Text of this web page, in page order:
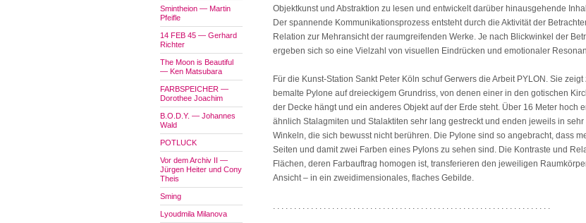
Smintheion — Martin
Pfeifle
14 FEB 45 — Gerhard
Richter
The Moon is Beautiful
— Ken Matsubara
FARBSPEICHER —
Dorothee Joachim
B.O.D.Y. — Johannes
Wald
POTLUCK
Vor dem Archiv II —
Jürgen Heiter und Cony
Theis
Sming
Lyoudmila Milanova
Objektkunst und Abstraktion zu lesen und entwickelt darüber hinausgehende
Der spannende Kommunikationsprozess entsteht durch die Aktivität der
Relation zur Mehransicht der raumgreifenden Werke. Je nach Blickwinkel der
ergeben sich so eine Vielzahl von visuellen Eindrücken und emotionaler
Für die Kunst-Station Sankt Peter Köln schuf Gerwers die Arbeit PYLON. Sie
bemalte Pylone auf dreieckigem Grundriss, von denen einer in den gotischen
der Decke hängt und ein anderes Objekt auf der Erde steht. Über 16 Meter hoch
ähnlich Stalagmiten und Stalaktiten sehr lang gestreckt und enden jeweils in sehr
Winkeln, die sich bewusst nicht berühren. Die Pylone sind so angebracht, dass
Seiten und damit zwei Farben eines Pylons zu sehen sind. Die Kontraste und
Flächen, deren Farbauftrag homogen ist, transferieren den jeweiligen
Ansicht – in ein zweidimensionales, flaches Gebilde.
. . . . . . . . . . . . . . . . . . . . . . . . . . . . . . . . . . . . . . . . . . . . . . . . . . . . . . . . . . . . . . . . . .